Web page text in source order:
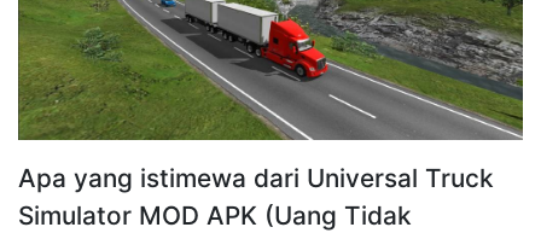
Apa yang istimewa dari Universal Truck
Simulator MOD APK (Uang Tidak